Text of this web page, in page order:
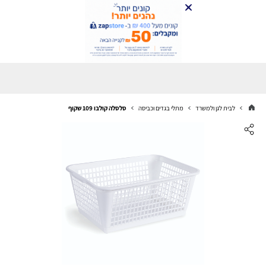
לבית לגן ולמשרד מתלי בגדים וכביסה סלסלה קולבו 109 שקוף